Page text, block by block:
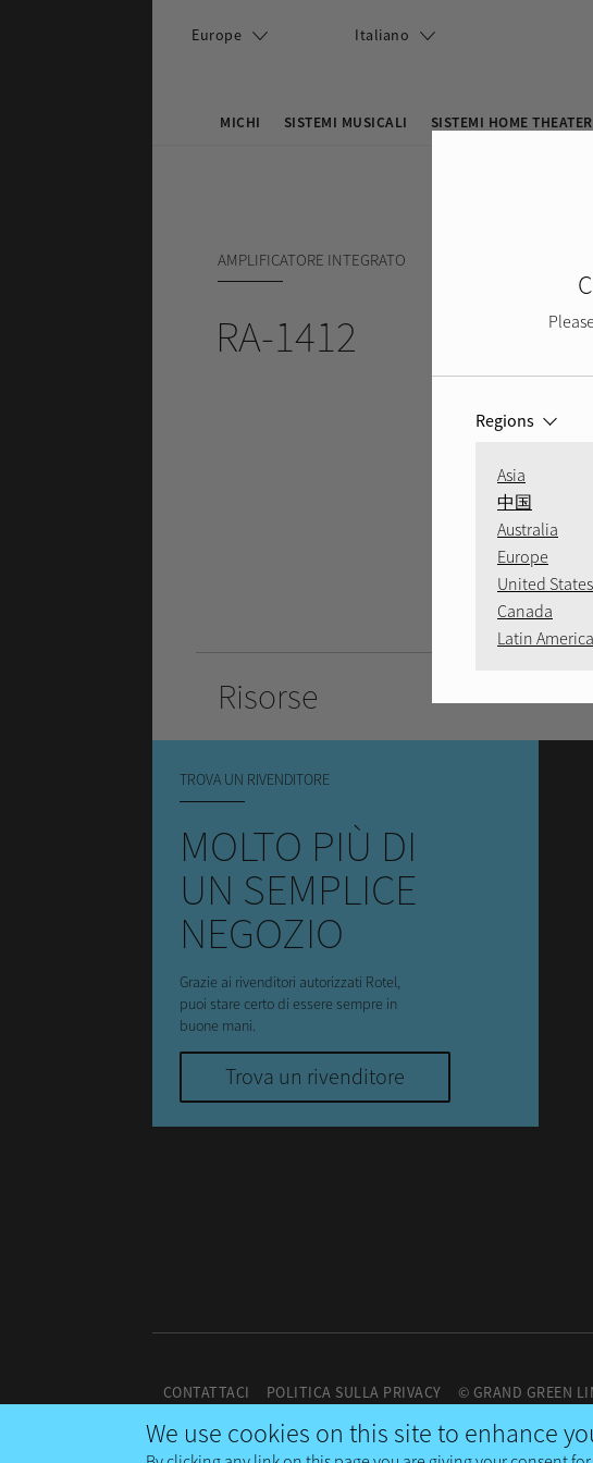
MICHI SISTEMI MUSICALI SISTEMI HOME THEATER
Europe Italiano
AMPLIFICATORE INTEGRATO
RA-1412
Risorse
TROVA UN RIVENDITORE
MOLTO PIÙ DI
UN SEMPLICE
NEGOZIO
Grazie ai rivenditori autorizzati Rotel,
puoi stare certo di essere sempre in
buone mani.
Trova un rivenditore
CONTATTACI POLITICA SULLA PRIVACY © GRAND GREEN
Regions
Asia
中国
Australia
Europe
United States
Canada
Latin America
We use cookies on this site to enhance